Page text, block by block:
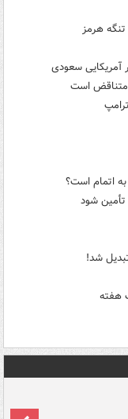
هرمز
آمریکایی سعودی
متناقض است
اتمام است؟
شود
شد!